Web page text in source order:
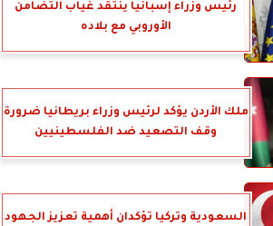
رئيس وزراء إسبانيا ينتقد غياب التضامن
الأوروبي مع بلاده
ملك الأردن يؤكد لرئيس وزراء بريطانيا ضرورة
وقف التصعيد ضد الفلسطينيين
السعودية وتركيا تؤكدان أهمية تعزيز الجهود